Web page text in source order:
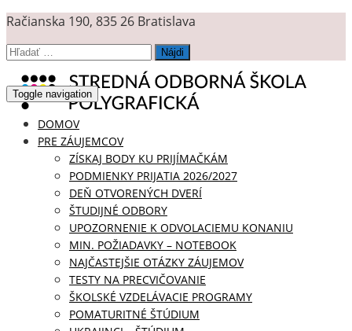
Račianska 190, 835 26 Bratislava
Hľadať:
Toggle navigation
DOMOV
PRE ZÁUJEMCOV
ZÍSKAJ BODY KU PRIJÍMAČKÁM
PODMIENKY PRIJATIA 2026/2027
DEŇ OTVORENÝCH DVERÍ
ŠTUDIJNÉ ODBORY
UPOZORNENIE K ODVOLACIEMU KONANIU
MIN. POŽIADAVKY – NOTEBOOK
NAJČASTEJŠIE OTÁZKY ZÁUJEMOV
TESTY NA PRECVIČOVANIE
ŠKOLSKÉ VZDELÁVACIE PROGRAMY
POMATURITNÉ ŠTÚDIUM